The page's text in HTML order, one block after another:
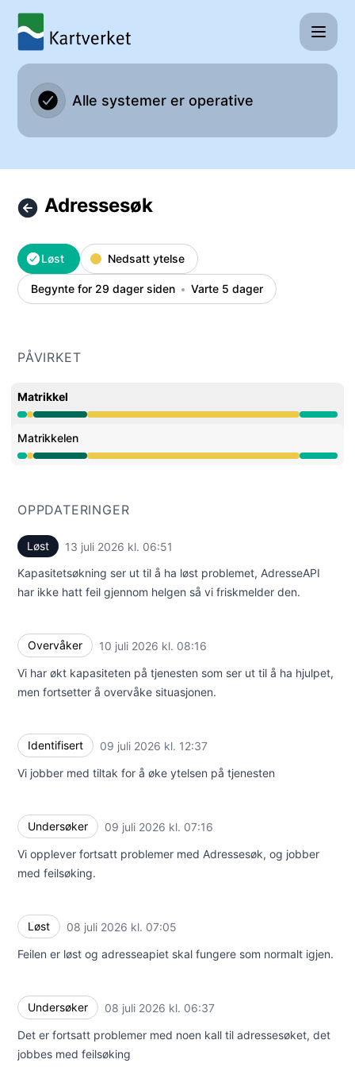
Kartverket - Adressesøk – Hendelsesdetaljer
Alle systemer er operative
Adressesøk
Løst Nedsatt ytelse
Begynte for 29 dager siden Varte 5 dager
PÅVIRKET
Matrikkel
Nedsatt ytelse fra 6:37 AM til 7:05 AM, Operasjonell
Matrikkelen
Nedsatt ytelse fra 6:37 AM til 7:05 AM, Operasjonell
OPPDATERINGER
Løst 13 juli 2026 kl. 06:51
Kapasitetsøkning ser ut til å ha løst problemet, AdresseAPI
har ikke hatt feil gjennom helgen så vi friskmelder den.
Overvåker 10 juli 2026 kl. 08:16
Vi har økt kapasiteten på tjenesten som ser ut til å ha hjulpet,
men fortsetter å overvåke situasjonen.
Identifisert 09 juli 2026 kl. 12:37
Vi jobber med tiltak for å øke ytelsen på tjenesten
Undersøker 09 juli 2026 kl. 07:16
Vi opplever fortsatt problemer med Adressesøk, og jobber
med feilsøking.
Løst 08 juli 2026 kl. 07:05
Feilen er løst og adresseapiet skal fungere som normalt igjen.
Undersøker 08 juli 2026 kl. 06:37
Det er fortsatt problemer med noen kall til adressesøket, det
jobbes med feilsøking